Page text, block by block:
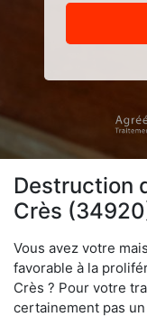
Destruction
Crès
Vous avez votre
favorable à la
Crès ? Pour votre
certainement pas